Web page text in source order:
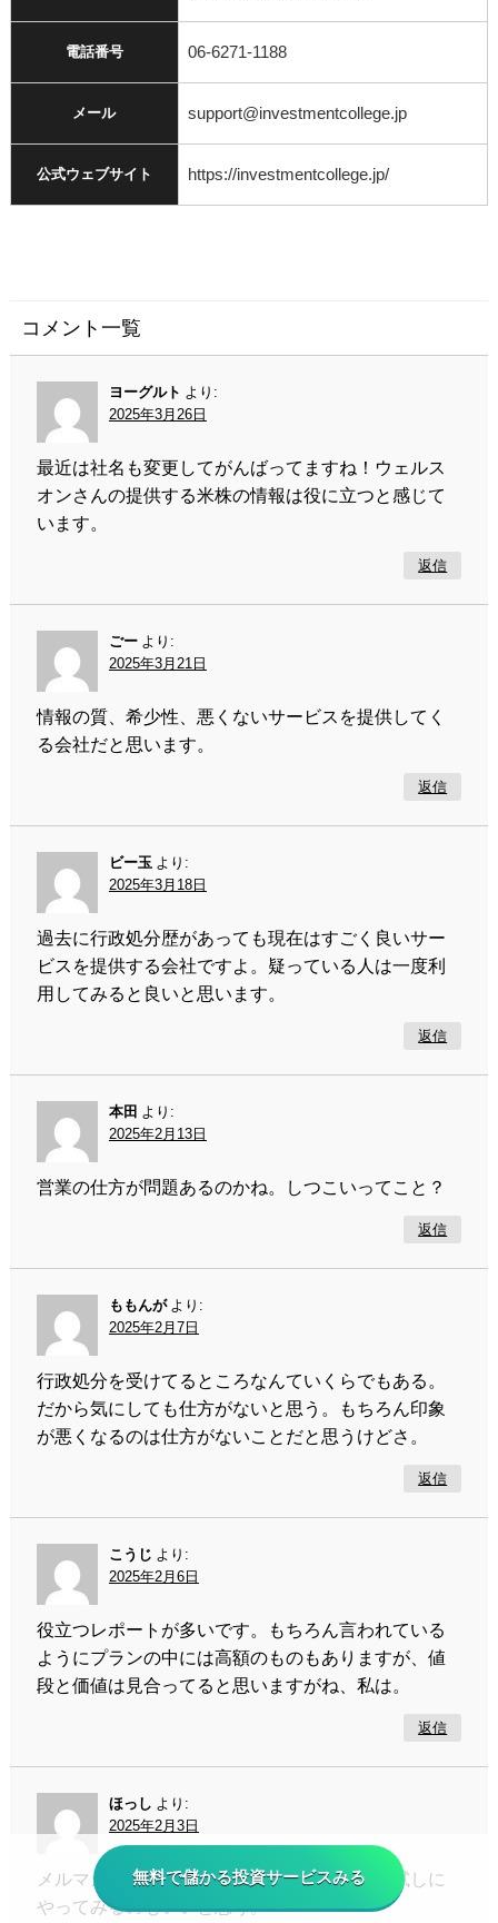
電話番号 06-6271-1188
メール support@investmentcollege.jp
公式ウェブサイト https://investmentcollege.jp/
コメント一覧
ヨーグルト より:
2025年3月26日
最近は社名も変更してがんばってますね！ウェルス
オンさんの提供する米株の情報は役に立つと感じて
います。
返信
ごー より:
2025年3月21日
情報の質、希少性、悪くないサービスを提供してく
る会社だと思います。
返信
ビー玉 より:
2025年3月18日
過去に行政処分歴があっても現在はすごく良いサー
ビスを提供する会社ですよ。疑っている人は一度利
用してみると良いと思います。
返信
本田
より:
2025年2月13日
営業の仕方が問題あるのかね。しつこいってこと？
返信
ももんが より:
2025年2月7日
行政処分を受けてるところなんていくらでもある。
だから気にしても仕方がないと思う。もちろん印象
が悪くなるのは仕方がないことだと思うけどさ。
返信
こうじ より:
2025年2月6日
役立つレポートが多いです。もちろん言われている
ようにプランの中には高額のものもありますが、値
段と価値は見合ってると思いますがね、私は。
返信
ほっし より:
2025年2月3日
メルマガとかレポート購読するのも安いし、試しに
やってみるのもいいと思う。
無料で儲かる投資サービスみる